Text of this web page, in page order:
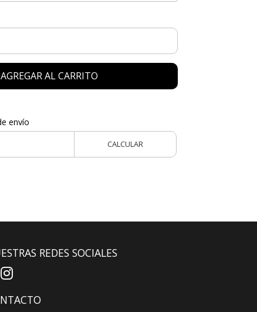
AGREGAR AL CARRITO
envío
CALCULAR
REDES SOCIALES